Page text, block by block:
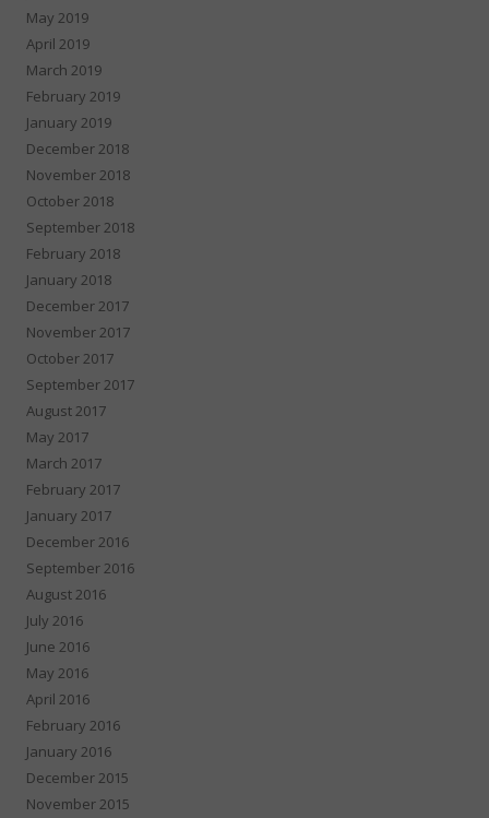
May 2019
April 2019
March 2019
February 2019
January 2019
December 2018
November 2018
October 2018
September 2018
February 2018
January 2018
December 2017
November 2017
October 2017
September 2017
August 2017
May 2017
March 2017
February 2017
January 2017
December 2016
September 2016
August 2016
July 2016
June 2016
May 2016
April 2016
February 2016
January 2016
December 2015
November 2015